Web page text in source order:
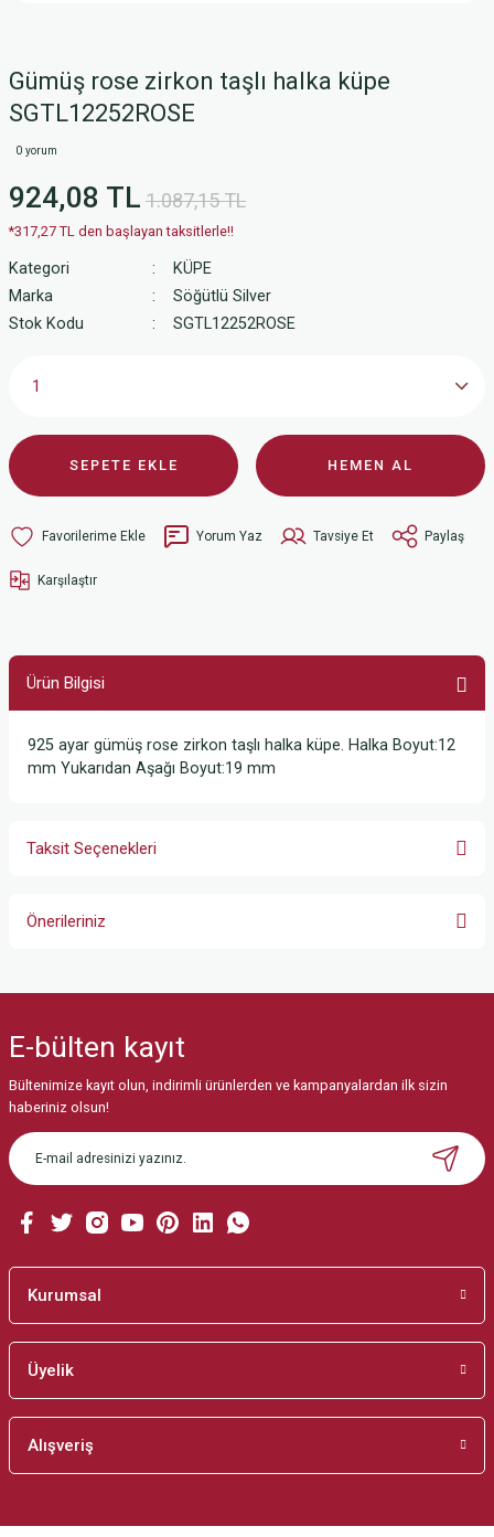
Gümüş rose zirkon taşlı halka küpe
SGTL12252ROSE
0 yorum
924,08 TL 1.087,15 TL
*317,27 TL den başlayan taksitlerle!!
Kategori
KÜPE
Marka
Söğütlü Silver
Stok Kodu
SGTL12252ROSE
SEPETE EKLE HEMEN AL
Yorum Yaz Tavsiye Et Paylaş
Karşılaştır
Ürün Bilgisi
925 ayar gümüş rose zirkon taşlı halka küpe. Halka Boyut:12
mm Yukarıdan Aşağı Boyut:19 mm
Taksit Seçenekleri
Önerileriniz
Görüş ve önerileriniz için teşekkür ederiz.
Ürün resmi kalitesiz, bozuk veya görüntülenemiyor.
Ürün açıklamasında eksik bilgiler bulunuyor.
Ürün bilgilerinde hatalar bulunuyor.
Bu ürüne benzer farklı alternatifler olmalı.
E-bülten kayıt
Bültenimize kayıt olun, indirimli ürünlerden ve kampanyalardan ilk sizin
haberiniz olsun!
Kurumsal
Üyelik
Alışveriş